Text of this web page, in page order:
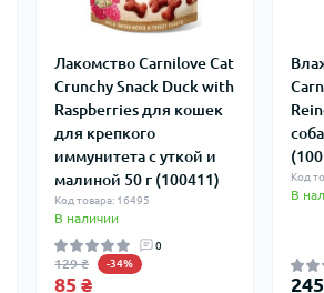
Лакомство Carnilove Cat
Crunchy Snack Duck with
Raspberries для кошек
для крепкого
иммунитета с уткой и
малиной 50 г (100411)
Код товара: 16495
В наличии
0
129 ₴ -34%
85 ₴
Код
В